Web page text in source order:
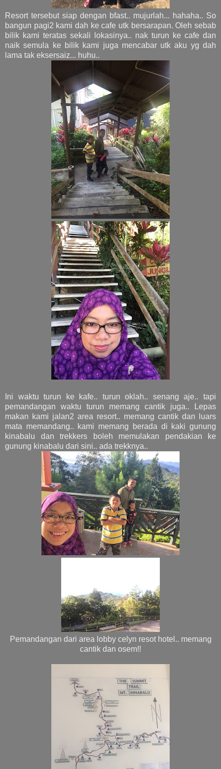
Resort tersebut siap dengan bfast.. mujurlah... hahaha.. So
bangun pagi2 kami dah ke cafe utk bersarapan. Oleh sebab
bilik kami teratas sekali lokasinya.. nak turun ke cafe dan
naik semula ke bilik kami juga mencabar utk aku yg dah
lama tak eksersaiz... huhu..
Ini waktu turun ke kafe.. turun oklah.. senang aje.. tapi
pemandangan waktu turun memang cantik juga.. Lepas
makan kami jalan2 area resort.. memang cantik dan luars
mata memandang.. kami memang berada di kaki gunung
kinabalu dan trekkers boleh memulakan pendakian ke
gunung kinabalu dari sini.. ada trekknya..
Pemandangan dari area lobby celyn resot hotel.. memang
cantik dan osem!!